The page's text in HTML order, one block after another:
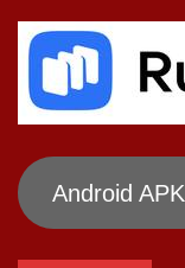
Android APK